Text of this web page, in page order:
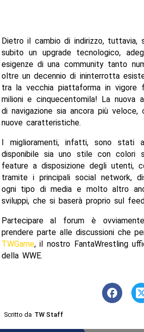
Dietro il cambio di indirizzo, tuttavia,
subito un upgrade tecnologico,
esigenze di una community tanto
oltre un decennio di ininterrotta
tra la vecchia piattaforma in
milioni e cinquecentomila! La nuova
di navigazione sia ancora più
nuove caratteristiche.
I miglioramenti, infatti, sono stati
disponibile sia uno stile con colori
feature a disposizione degli utenti,
tramite i principali social network,
ogni tipo di media e molto altro
sviluppi, che si baserà proprio sul
Partecipare al forum è
prendere parte alle discussioni che
TWGame, il nostro FantaWrestling
della WWE.
Scritto da TW Staff